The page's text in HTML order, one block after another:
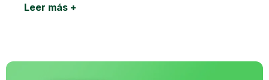
Leer más +